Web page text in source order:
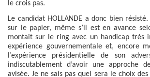
le crois pas.
Le candidat HOLLANDE a donc bien
sur le papier, même s’il est en avance
montait sur le ring avec un handicap très
expérience gouvernementale et, encore
l’expérience présidentielle de son
indiscutablement d’avoir une approche
avisée. Je ne sais pas quel sera le choix